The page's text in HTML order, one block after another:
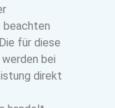
beachten
für diese
bei
direkt